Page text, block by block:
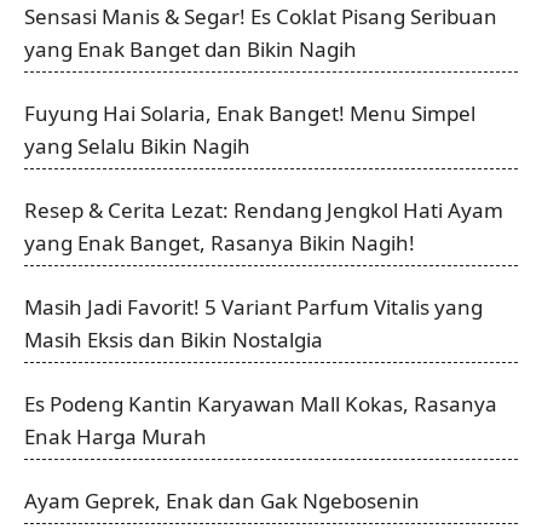
Sensasi Manis & Segar! Es Coklat Pisang Seribuan
yang Enak Banget dan Bikin Nagih
Fuyung Hai Solaria, Enak Banget! Menu Simpel
yang Selalu Bikin Nagih
Resep & Cerita Lezat: Rendang Jengkol Hati Ayam
yang Enak Banget, Rasanya Bikin Nagih!
Masih Jadi Favorit! 5 Variant Parfum Vitalis yang
Masih Eksis dan Bikin Nostalgia
Es Podeng Kantin Karyawan Mall Kokas, Rasanya
Enak Harga Murah
Ayam Geprek, Enak dan Gak Ngebosenin